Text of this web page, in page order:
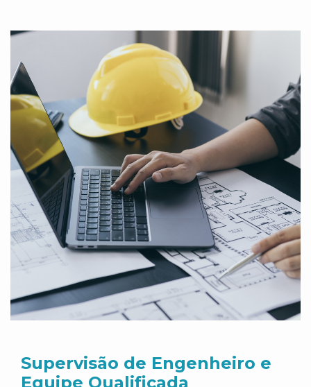
Supervisão de Engenheiro e
Equipe Qualificada